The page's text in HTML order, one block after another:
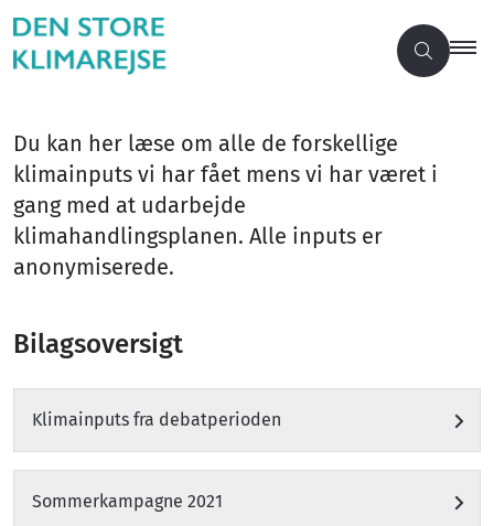
Du kan her læse om alle de forskellige
klimainputs vi har fået mens vi har været i
gang med at udarbejde
klimahandlingsplanen. Alle inputs er
anonymiserede.
Bilagsoversigt
Klimainputs fra debatperioden
Sommerkampagne 2021